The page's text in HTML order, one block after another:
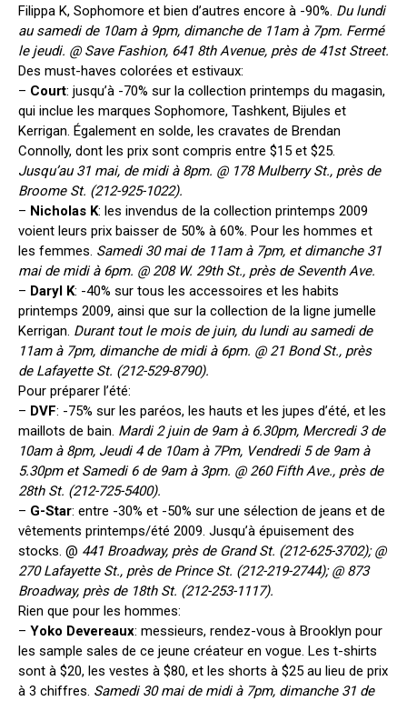
Filippa K, Sophomore et bien d’autres encore à -90%. Du lundi
au samedi de 10am à 9pm, dimanche de 11am à 7pm. Fermé
le jeudi. @ Save Fashion, 641 8th Avenue, près de 41st Street.
Des must-haves colorées et estivaux:
– Court: jusqu’à -70% sur la collection printemps du magasin,
qui inclue les marques Sophomore, Tashkent, Bijules et
Kerrigan. Également en solde, les cravates de Brendan
Connolly, dont les prix sont compris entre $15 et $25.
Jusqu’au 31 mai, de midi à 8pm. @ 178 Mulberry St., près de
Broome St. (212-925-1022).
– Nicholas K: les invendus de la collection printemps 2009
voient leurs prix baisser de 50% à 60%. Pour les hommes et
les femmes. Samedi 30 mai de 11am à 7pm, et dimanche 31
mai de midi à 6pm. @ 208 W. 29th St., près de Seventh Ave.
– Daryl K: -40% sur tous les accessoires et les habits
printemps 2009, ainsi que sur la collection de la ligne jumelle
Kerrigan. Durant tout le mois de juin, du lundi au samedi de
11am à 7pm, dimanche de midi à 6pm. @ 21 Bond St., près
de Lafayette St. (212-529-8790).
Pour préparer l’été:
– DVF: -75% sur les paréos, les hauts et les jupes d’été, et les
maillots de bain. Mardi 2 juin de 9am à 6.30pm, Mercredi 3 de
10am à 8pm, Jeudi 4 de 10am à 7Pm, Vendredi 5 de 9am à
5.30pm et Samedi 6 de 9am à 3pm. @ 260 Fifth Ave., près de
28th St. (212-725-5400).
– G-Star: entre -30% et -50% sur une sélection de jeans et de
vêtements printemps/été 2009. Jusqu’à épuisement des
stocks. @ 441 Broadway, près de Grand St. (212-625-3702); @
270 Lafayette St., près de Prince St. (212-219-2744); @ 873
Broadway, près de 18th St. (212-253-1117).
Rien que pour les hommes:
– Yoko Devereaux: messieurs, rendez-vous à Brooklyn pour
les sample sales de ce jeune créateur en vogue. Les t-shirts
sont à $20, les vestes à $80, et les shorts à $25 au lieu de prix
à 3 chiffres. Samedi 30 mai de midi à 7pm, dimanche 31 de